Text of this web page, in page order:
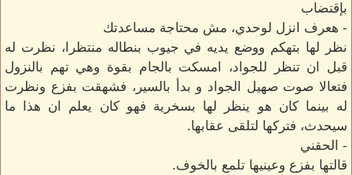
بإقتضاب
- هعرف انزل لوحدي، مش محتاجة مساعدتك
نظر لها بتهكم ووضع يديه في جيوب بنطاله منتظرا، نظرت له
قبل ان تنظر للجواد، امسكت بالجام بقوة وهي تهم بالنزول
فتعالا صوت صهيل الجواد و بدأ بالسير، فشهقت بفزع ونظرت
له بينما كان هو ينظر لها بسخرية فهو كان يعلم ان هذا ما
سيحدث، فتركها لتلقى عقابها.
- الحقني
قالتها بفزع وعينيها تلمع بالخوف.